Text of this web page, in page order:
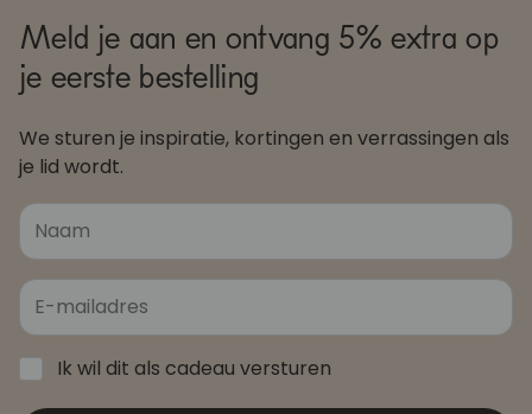
Meld je aan en ontvang 5% extra op
je eerste bestelling
We sturen je inspiratie, kortingen en verrassingen als
je lid wordt.
Ik wil dit als cadeau versturen